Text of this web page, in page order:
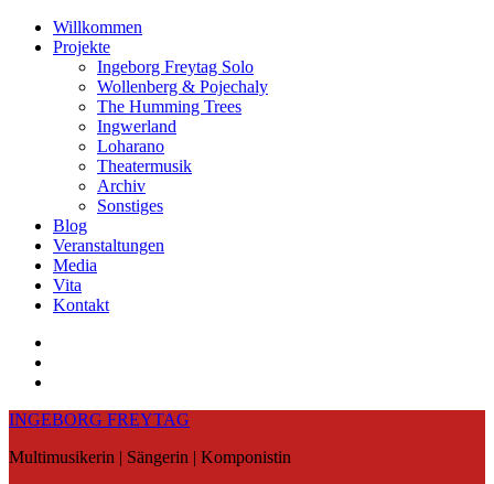
Skip
Willkommen
Projekte
Ingeborg Freytag Solo
Wollenberg & Pojechaly
The Humming Trees
Ingwerland
Loharano
Theatermusik
Archiv
Sonstiges
Blog
Veranstaltungen
Media
Vita
Kontakt
INGEBORG FREYTAG
Multimusikerin | Sängerin | Komponistin